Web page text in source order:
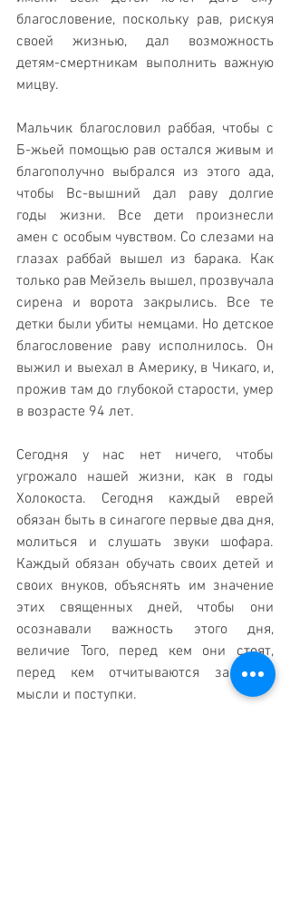
благословение, поскольку рав, рискуя
своей жизнью, дал возможность
детям-смертникам выполнить важную
мицву.
Мальчик благословил раббая, чтобы с
Б-жьей помощью рав остался живым и
благополучно выбрался из этого ада,
чтобы Вс-вышний дал раву долгие
годы жизни. Все дети произнесли
амен с особым чувством. Со слезами на
глазах раббай вышел из барака. Как
только рав Мейзель вышел, прозвучала
сирена и ворота закрылись. Все те
детки были убиты немцами. Но детское
благословение раву исполнилось. Он
выжил и выехал в Америку, в Чикаго, и,
прожив там до глубокой старости, умер
в возрасте 94 лет.
Сегодня у нас нет ничего, чтобы
угрожало нашей жизни, как в годы
Холокоста. Сегодня каждый еврей
обязан быть в синагоге первые два дня,
молиться и слушать звуки шофара.
Каждый обязан обучать своих детей и
своих внуков, объяснять им значение
этих священных дней, чтобы они
осознавали важность этого дня,
величие Того, перед кем они стоят,
перед кем отчитываются за свои
мысли и поступки.